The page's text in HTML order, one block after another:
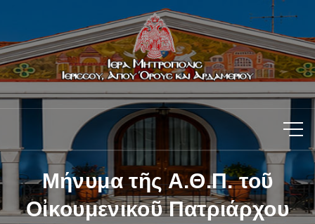
Μήνυμα τῆς Α.Θ.Π. τοῦ
Οἰκουμενικοῦ Πατριάρχου